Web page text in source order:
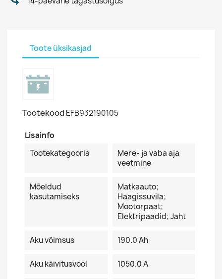
Toote üksikasjad
Tootekood EFB932190105
Lisainfo
Tootekategooria
Mere- ja vaba aja
veetmine
Mõeldud
kasutamiseks
Matkaauto;
Haagissuvila;
Mootorpaat;
Elektripaadid; Jaht
Aku võimsus 190.0 Ah
Aku käivitusvool 1050.0 A